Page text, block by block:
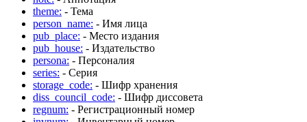
theme: - Тема
person_name: - Имя лица
pub_place: - Место издания
pub_house: - Издательство
persona: - Персоналия
series: - Серия
storage_code: - Шифр хранения
diss_council_code: - Шифр диссовета
regnum: - Регистрационный номер